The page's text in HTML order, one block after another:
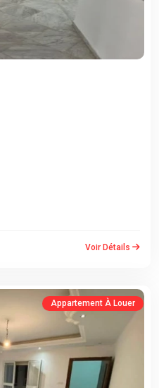
Voir Détails
Appartement À Louer